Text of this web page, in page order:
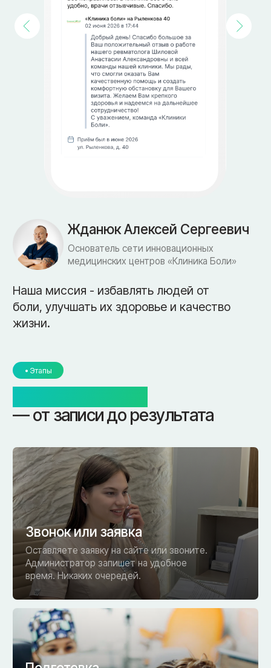
Врачи УЗ-диагностики
КБ Клиник — 25+ лет опыта
и экспертное оборудование
• Наши врачи
качество. Видим то, что не увидит обычный
аппарат.
Экспертное оборудование
После УЗИ — сразу к врачу.
Не нужно ехать в другую клинику.
Диагностика + лечение
в одном месте
Почему пациенты
выбирают КБ Клиник
• Почему мы